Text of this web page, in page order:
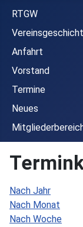
RTGW
Anfahrt
Vorstand
Termine
Neues
Nach Jahr
Nach Monat
Nach Woche